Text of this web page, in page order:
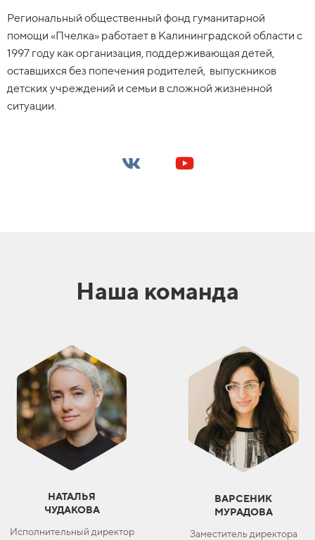
Региональный общественный фонд гуманитарной
помощи «Пчелка» работает в Калининградской области с
1997 году как организация, поддерживающая детей,
оставшихся без попечения родителей, выпускников
детских учреждений и семьи в сложной жизненной
ситуации.
Наша команда
НАТАЛЬЯ
ЧУДАКОВА
Исполнительный директор
ВАРСЕНИК
МУРАДОВА
Заместитель директора